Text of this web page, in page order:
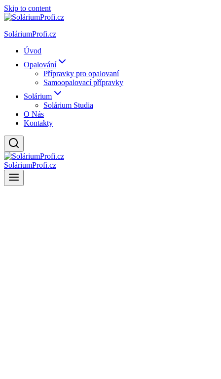
Skip to content
SoláriumProfi.cz
Úvod
Opalování
Přípravky pro opalovaní
Samoopalovací přípravky
Solárium
Solárium Studia
O Nás
Kontakty
SoláriumProfi.cz